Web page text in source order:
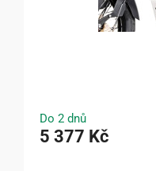
Do 2 dnů
5 377 Kč